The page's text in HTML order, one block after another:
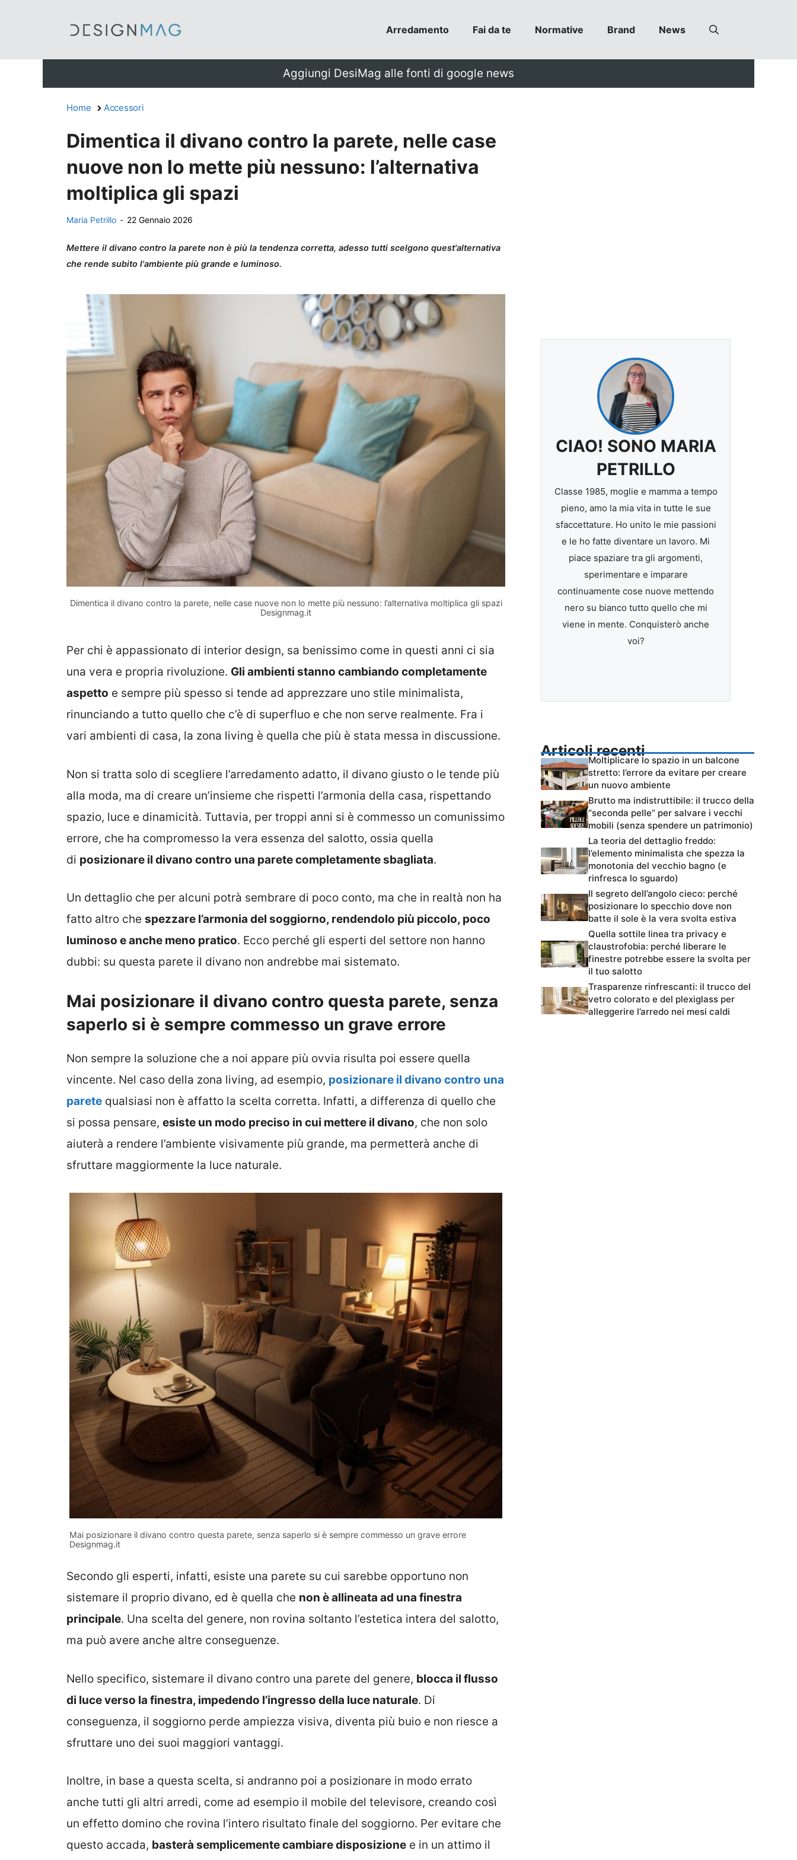
Arredamento Fai da te Normative Brand News
Aggiungi DesiMag alle fonti di google news
Home Accessori
Dimentica il divano contro la parete, nelle case
nuove non lo mette più nessuno: l’alternativa
moltiplica gli spazi
Maria Petrillo - 22 Gennaio 2026
Mettere il divano contro la parete non è più la tendenza corretta, adesso tutti scelgono quest'alternativa
che rende subito l'ambiente più grande e luminoso.
Dimentica il divano contro la parete, nelle case nuove non lo mette più nessuno: l’alternativa moltiplica gli spazi
Designmag.it
Per chi è appassionato di interior design, sa benissimo come in questi anni ci sia
una vera e propria rivoluzione. Gli ambienti stanno cambiando completamente
aspetto e sempre più spesso si tende ad apprezzare uno stile minimalista,
rinunciando a tutto quello che c’è di superfluo e che non serve realmente. Fra i
vari ambienti di casa, la zona living è quella che più è stata messa in discussione.
Non si tratta solo di scegliere l’arredamento adatto, il divano giusto o le tende più
alla moda, ma di creare un’insieme che rispetti l’armonia della casa, rispettando
spazio, luce e dinamicità. Tuttavia, per troppi anni si è commesso un comunissimo
errore, che ha compromesso la vera essenza del salotto, ossia quella
di posizionare il divano contro una parete completamente sbagliata.
Un dettaglio che per alcuni potrà sembrare di poco conto, ma che in realtà non ha
fatto altro che spezzare l’armonia del soggiorno, rendendolo più piccolo, poco
luminoso e anche meno pratico. Ecco perché gli esperti del settore non hanno
dubbi: su questa parete il divano non andrebbe mai sistemato.
Mai posizionare il divano contro questa parete, senza
saperlo si è sempre commesso un grave errore
Non sempre la soluzione che a noi appare più ovvia risulta poi essere quella
vincente. Nel caso della zona living, ad esempio, posizionare il divano contro una
parete qualsiasi non è affatto la scelta corretta. Infatti, a differenza di quello che
si possa pensare, esiste un modo preciso in cui mettere il divano, che non solo
aiuterà a rendere l’ambiente visivamente più grande, ma permetterà anche di
sfruttare maggiormente la luce naturale.
Mai posizionare il divano contro questa parete, senza saperlo si è sempre commesso un grave errore
Designmag.it
Secondo gli esperti, infatti, esiste una parete su cui sarebbe opportuno non
sistemare il proprio divano, ed è quella che non è allineata ad una finestra
principale. Una scelta del genere, non rovina soltanto l’estetica intera del salotto,
ma può avere anche altre conseguenze.
Nello specifico, sistemare il divano contro una parete del genere, blocca il flusso
di luce verso la finestra, impedendo l’ingresso della luce naturale. Di
conseguenza, il soggiorno perde ampiezza visiva, diventa più buio e non riesce a
sfruttare uno dei suoi maggiori vantaggi.
Inoltre, in base a questa scelta, si andranno poi a posizionare in modo errato
anche tutti gli altri arredi, come ad esempio il mobile del televisore, creando così
un effetto domino che rovina l’intero risultato finale del soggiorno. Per evitare che
questo accada, basterà semplicemente cambiare disposizione e in un attimo il
CIAO! SONO MARIA
PETRILLO
Classe 1985, moglie e mamma a tempo
pieno, amo la mia vita in tutte le sue
sfaccettature. Ho unito le mie passioni
e le ho fatte diventare un lavoro. Mi
piace spaziare tra gli argomenti,
sperimentare e imparare
continuamente cose nuove mettendo
nero su bianco tutto quello che mi
viene in mente. Conquisterò anche
voi?
Articoli recenti
Moltiplicare lo spazio in un balcone
stretto: l’errore da evitare per creare
un nuovo ambiente
Brutto ma indistruttibile: il trucco della
“seconda pelle” per salvare i vecchi
mobili (senza spendere un patrimonio)
La teoria del dettaglio freddo:
l’elemento minimalista che spezza la
monotonia del vecchio bagno (e
rinfresca lo sguardo)
Il segreto dell’angolo cieco: perché
posizionare lo specchio dove non
batte il sole è la vera svolta estiva
Quella sottile linea tra privacy e
claustrofobia: perché liberare le
finestre potrebbe essere la svolta per
il tuo salotto
Trasparenze rinfrescanti: il trucco del
vetro colorato e del plexiglass per
alleggerire l’arredo nei mesi caldi